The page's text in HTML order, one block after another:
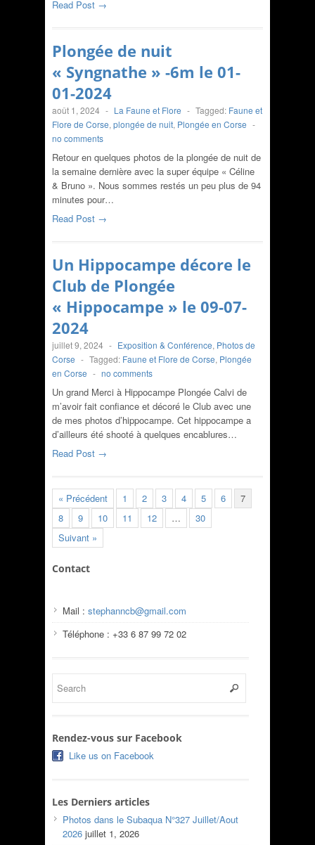
Read Post →
Plongée de nuit
« Syngnathe » -6m le 01-
01-2024
août 1, 2024 - La Faune et Flore - Tagged: Faune et
Flore de Corse, plongée de nuit, Plongée en Corse -
no comments
Retour en quelques photos de la plongée de nuit de
la semaine dernière avec la super équipe « Céline
& Bruno ». Nous sommes restés un peu plus de 94
minutes pour…
Read Post →
Un Hippocampe décore le
Club de Plongée
« Hippocampe » le 09-07-
2024
juillet 9, 2024 - Exposition & Conférence, Photos de
Corse - Tagged: Faune et Flore de Corse, Plongée
en Corse - no comments
Un grand Merci à Hippocampe Plongée Calvi de
m’avoir fait confiance et décoré le Club avec une
de mes photos d’hippocampe. Cet hippocampe a
d’ailleurs été shooté à quelques encablures…
Read Post →
« Précédent 1 2 3 4 5 6
7
8
9 10 11 12 …
30
Suivant »
Contact
Mail : stephanncb@gmail.com
Téléphone : +33 6 87 99 72 02
Rendez-vous sur Facebook
Like us on Facebook
Les Derniers articles
Photos dans le Subaqua N°327 Juillet/Aout
2026 juillet 1, 2026